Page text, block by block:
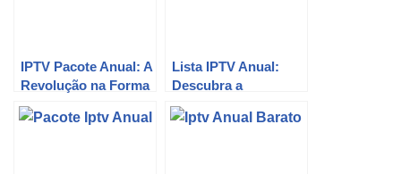
IPTV Pacote Anual: A
Revolução na Forma
de Assistir TV
Lista IPTV Anual:
Descubra a
Revolução da TV
Digital ao Seu